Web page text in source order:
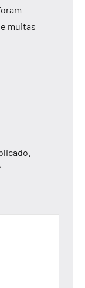
muitas